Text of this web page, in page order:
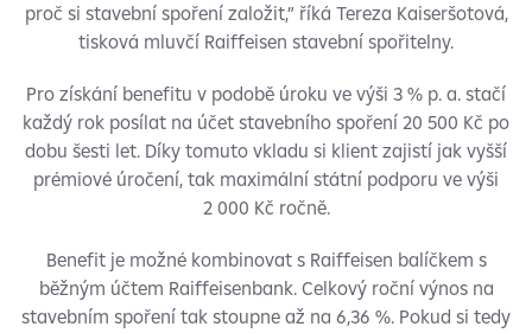
proč si stavební spoření založit,” říká Tereza Kaiseršotová,
tisková mluvčí Raiffeisen stavební spořitelny.
Pro získání benefitu v podobě úroku ve výši 3 % p. a. stačí
každý rok posílat na účet stavebního spoření 20 500 Kč po
dobu šesti let. Díky tomuto vkladu si klient zajistí jak vyšší
prémiové úročení, tak maximální státní podporu ve výši
2 000 Kč ročně.
Benefit je možné kombinovat s Raiffeisen balíčkem s
běžným účtem Raiffeisenbank. Celkový roční výnos na
stavebním spoření tak stoupne až na 6,36 %. Pokud si tedy